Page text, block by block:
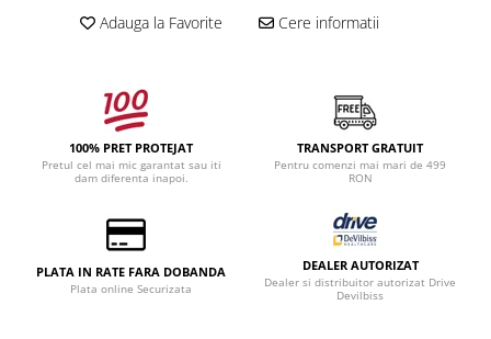
Adauga la Favorite Cere informatii
100% PRET PROTEJAT
Pretul cel mai mic garantat sau iti
dam diferenta inapoi.
TRANSPORT GRATUIT
Pentru comenzi mai mari de 499
RON
PLATA IN RATE FARA DOBANDA
Plata online Securizata
DEALER AUTORIZAT
Dealer si distribuitor autorizat Drive
Devilbiss